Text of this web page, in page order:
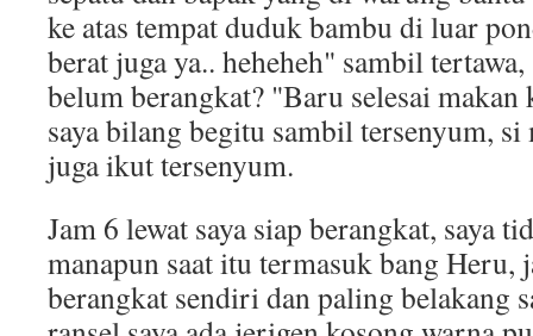
ke atas tempat duduk bambu di luar
berat juga ya.. heheheh" sambil tertawa,
belum berangkat? "Baru selesai
saya bilang begitu sambil tersenyum,
juga ikut tersenyum.
Jam 6 lewat saya siap berangkat, saya
manapun saat itu termasuk bang Heru,
berangkat sendiri dan paling belakang